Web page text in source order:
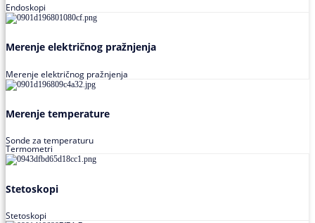
Endoskopi
Merenje električnog pražnjenja
Merenje električnog pražnjenja
Merenje temperature
Sonde za temperaturu
Termometri
Stetoskopi
Stetoskopi